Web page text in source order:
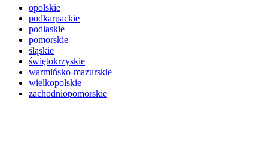
opolskie
podkarpackie
podlaskie
pomorskie
śląskie
świętokrzyskie
warmińsko-mazurskie
wielkopolskie
zachodniopomorskie